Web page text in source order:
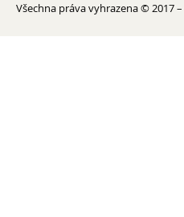
Všechna práva vyhrazena © 2017 –